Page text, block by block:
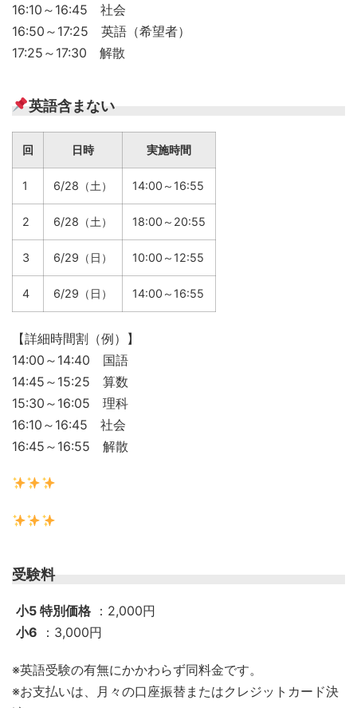
16:10～16:45 社会
16:50～17:25 英語（希望者）
17:25～17:30 解散
英語含まない
回 日時 実施時間
1 6/28（土） 14:00～16:55
2 6/28（土） 18:00～20:55
3 6/29（日） 10:00～12:55
4 6/29（日） 14:00～16:55
【詳細時間割（例）】
14:00～14:40 国語
14:45～15:25 算数
15:30～16:05 理科
16:10～16:45 社会
16:45～16:55 解散
受験料
小5 特別価格
：2,000円
小6
：3,000円
※英語受験の有無にかかわらず同料金です。
※お支払いは、月々の口座振替またはクレジットカード決